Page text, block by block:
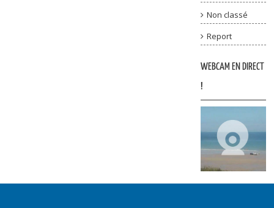
Non classé
Report
WEBCAM EN DIRECT
!